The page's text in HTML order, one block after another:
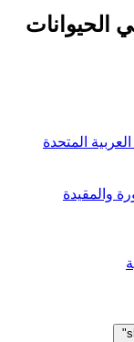
الحيوانات
المتحدة
والمقيدة